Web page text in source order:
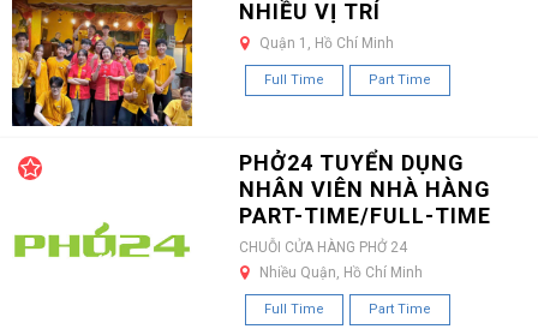
NHIỀU VỊ TRÍ
Quận 1, Hồ Chí Minh
Full Time Part Time
PHỞ24 TUYỂN DỤNG
NHÂN VIÊN NHÀ HÀNG
PART-TIME/FULL-TIME
CHUỖI CỬA HÀNG PHỞ 24
Nhiều Quận, Hồ Chí Minh
Full Time Part Time